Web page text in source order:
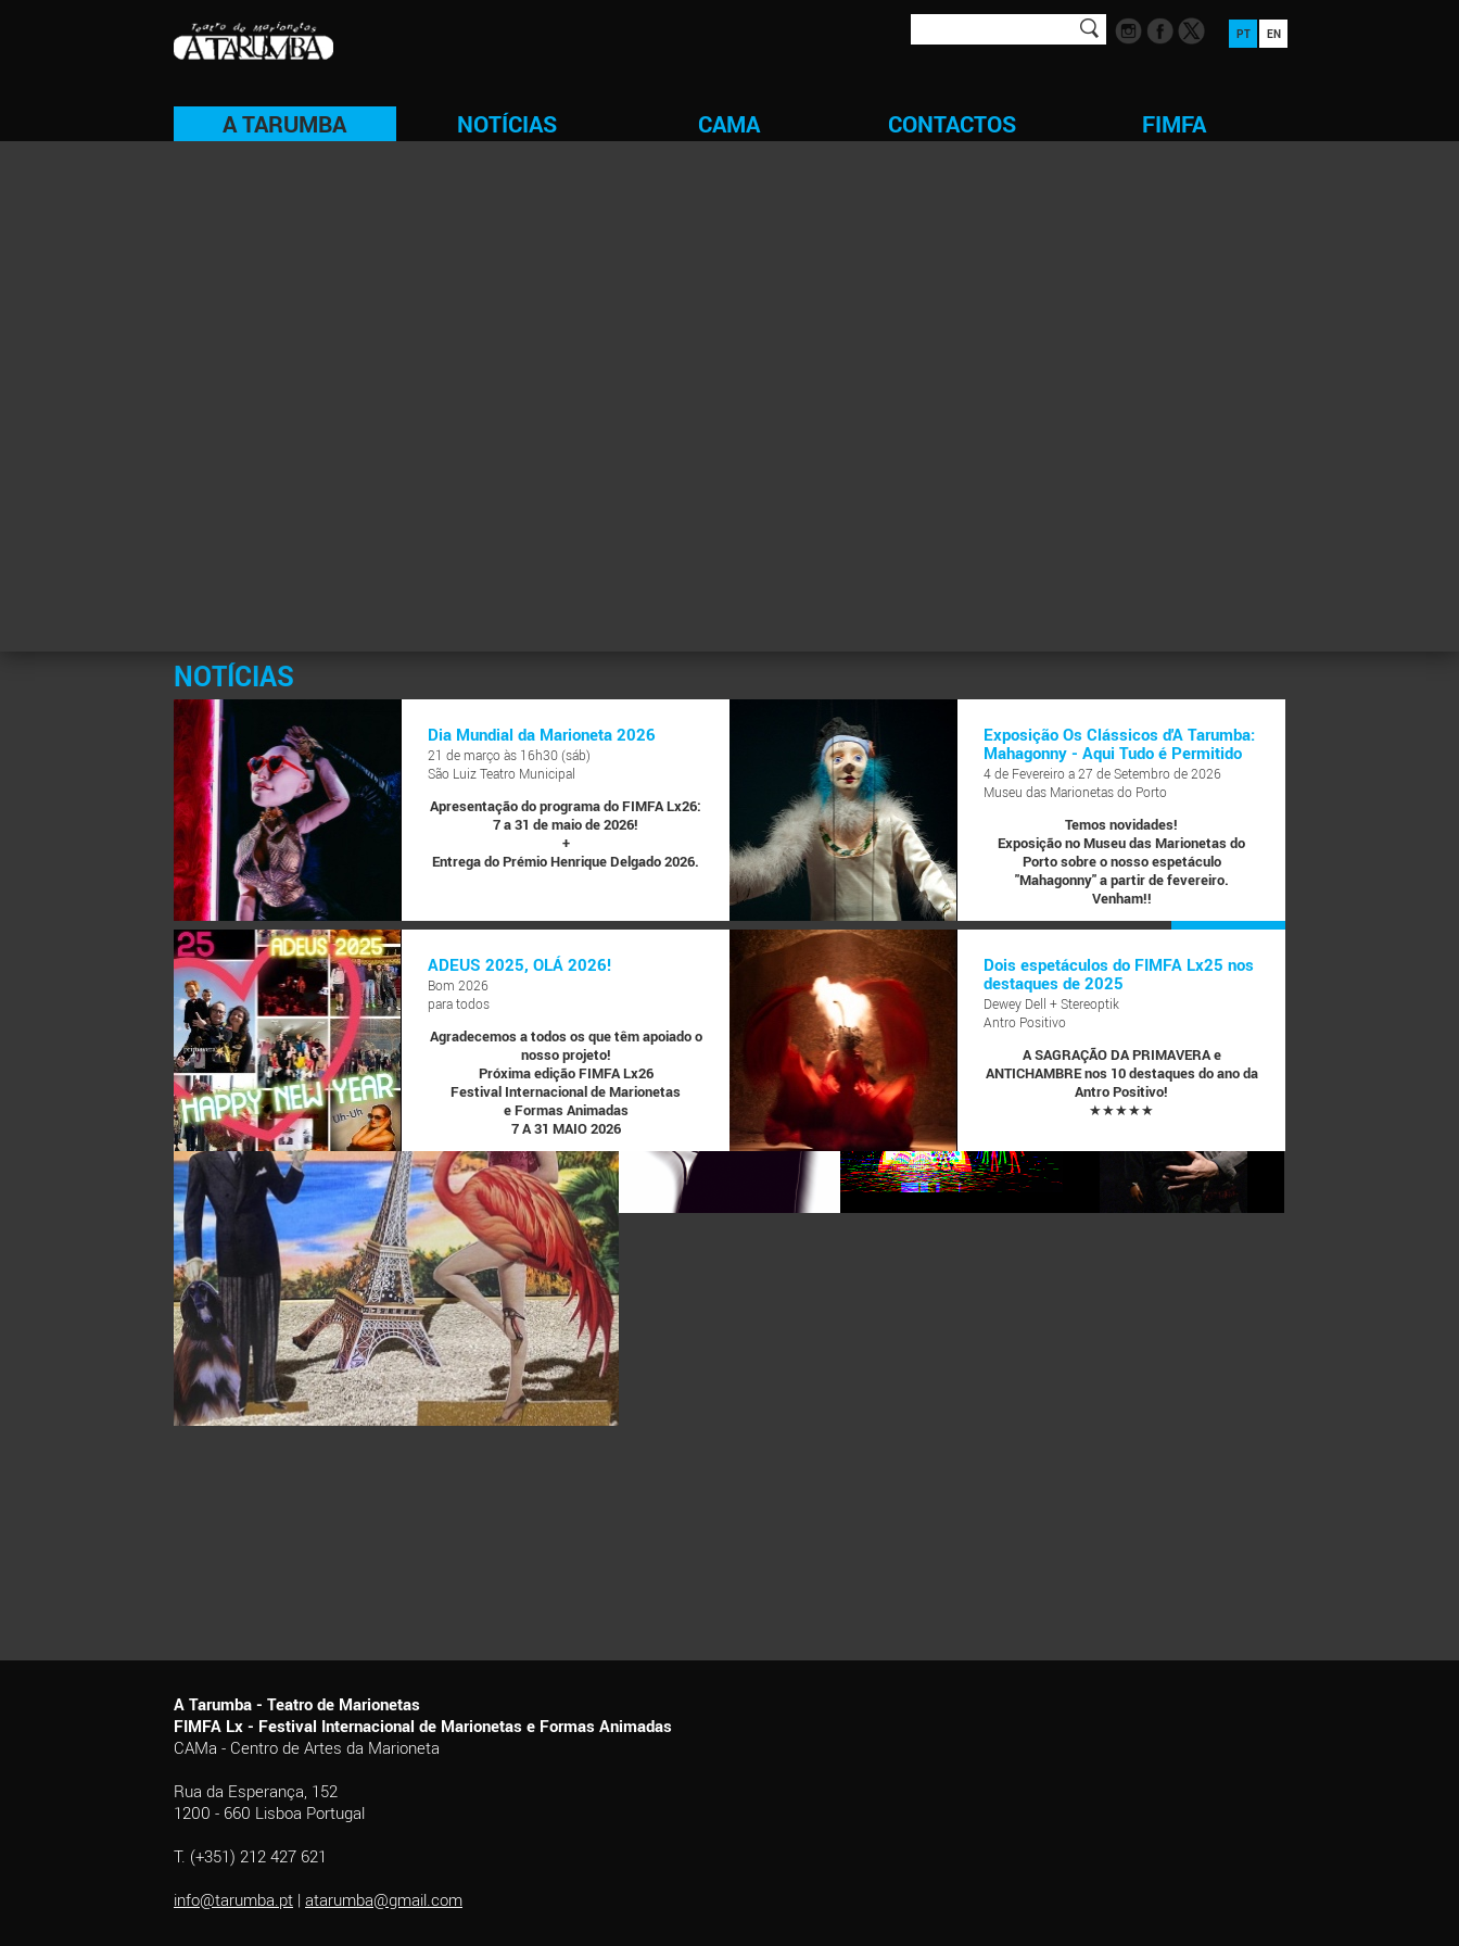
A TARUMBA NOTÍCIAS CAMA CONTACTOS FIMFA
PT EN
NOTÍCIAS
Dia Mundial da Marioneta 2026
21 de março às 16h30 (sáb)
São Luiz Teatro Municipal
Apresentação do programa do FIMFA Lx26:
7 a 31 de maio de 2026!
+
Entrega do Prémio Henrique Delgado 2026.
Exposição Os Clássicos d'A Tarumba:
Mahagonny - Aqui Tudo é Permitido
4 de Fevereiro a 27 de Setembro de 2026
Museu das Marionetas do Porto
Temos novidades!
Exposição no Museu das Marionetas do
Porto sobre o nosso espetáculo
"Mahagonny" a partir de fevereiro.
Venham!!
ADEUS 2025, OLÁ 2026!
Bom 2026
para todos
Agradecemos a todos os que têm apoiado o
nosso projeto!
Próxima edição FIMFA Lx26
Festival Internacional de Marionetas
e Formas Animadas
7 A 31 MAIO 2026
Dois espetáculos do FIMFA Lx25 nos
destaques de 2025
Dewey Dell + Stereoptik
Antro Positivo
A SAGRAÇÃO DA PRIMAVERA e
ANTICHAMBRE nos 10 destaques do ano da
Antro Positivo!
★★★★★
ESPETÁCULOS
A Tarumba - Teatro de Marionetas
FIMFA Lx - Festival Internacional de Marionetas e Formas Animadas
CAMa - Centro de Artes da Marioneta
Rua da Esperança, 152
1200 - 660 Lisboa Portugal
T. (+351) 212 427 621
info@tarumba.pt | atarumba@gmail.com